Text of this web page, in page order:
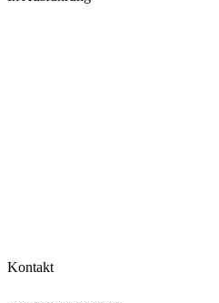
Kontakt